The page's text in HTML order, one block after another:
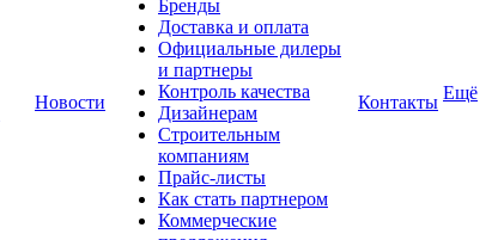
Новости
Бренды
Доставка и оплата
Официальные дилеры
и партнеры
Контроль качества
Дизайнерам
Строительным
компаниям
Прайс-листы
Как стать партнером
Коммерческие
Контакты Ещё